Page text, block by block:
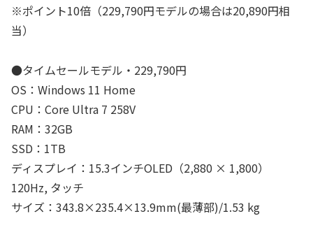
※ポイント10倍（229,790円モデルの場合は20,890円相
当）
●タイムセールモデル・229,790円
OS：Windows 11 Home
CPU：Core Ultra 7 258V
RAM：32GB
SSD：1TB
ディスプレイ：15.3インチOLED（2,880 × 1,800）
120Hz, タッチ
サイズ：343.8×235.4×13.9mm(最薄部)/1.53 kg